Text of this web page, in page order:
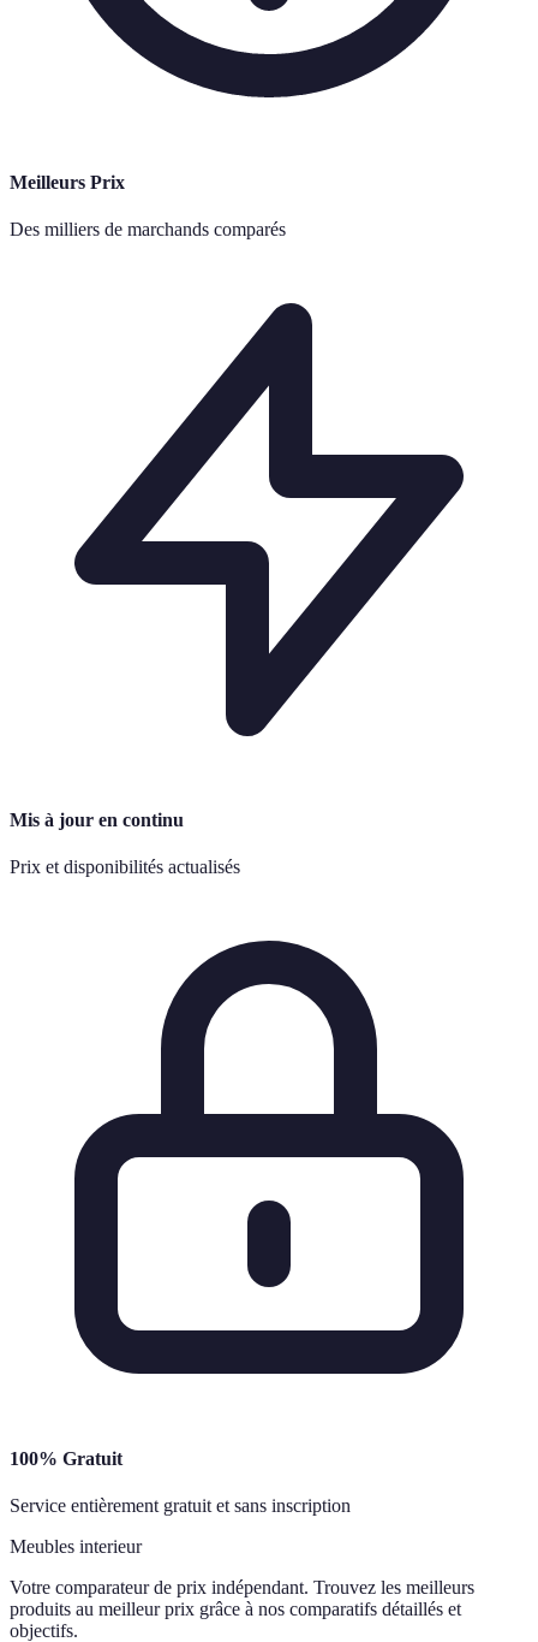
Meilleurs Prix
Des milliers de marchands comparés
Mis à jour en continu
Prix et disponibilités actualisés
100% Gratuit
Service entièrement gratuit et sans inscription
Meubles interieur
Votre comparateur de prix indépendant. Trouvez les meilleurs
produits au meilleur prix grâce à nos comparatifs détaillés et
objectifs.